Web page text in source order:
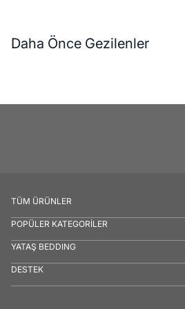
Daha Önce Gezilenler
TÜM ÜRÜNLER
POPÜLER KATEGORİLER
YATAŞ BEDDING
DESTEK